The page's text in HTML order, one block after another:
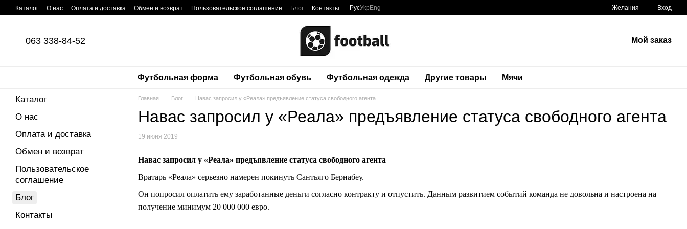
Перейти к основному контенту
Каталог О нас Оплата и доставка Обмен и возврат Пользовательское соглашение Блог Контакты РусУкр Eng Желания Вход
063 338-84-52 Мой заказ
Футбольная форма Футбольная обувь Футбольная одежда Другие товары Мячи
Главная Блог Навас запросил у «Реала» предъявление статуса свободного агента
Навас запросил у «Реала» предъявление статуса свободного агента
19 июня 2019
Навас запросил у «Реала» предъявление статуса свободного агента
Вратарь «Реала» серьезно намерен покинуть Сантьяго Бернабеу.
Он попросил оплатить ему заработанные деньги согласно контракту и отпустить. Данным развитием событий команда не довольна и настроена на
получение минимум 20 000 000 евро.
Каталог
О нас
Оплата и доставка
Обмен и возврат
Пользовательское
соглашение
Блог
Контакты